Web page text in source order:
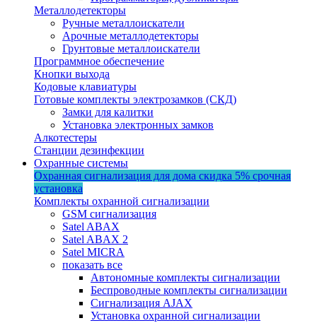
Металлодетекторы
Ручные металлоискатели
Арочные металлодетекторы
Грунтовые металлоискатели
Программное обеспечение
Кнопки выхода
Кодовые клавиатуры
Готовые комплекты электрозамков (СКД)
Замки для калитки
Установка электронных замков
Алкотестеры
Станции дезинфекции
Охранные системы
Охранная сигнализация для дома скидка 5% срочная
установка
Комплекты охранной сигнализации
GSM сигнализация
Satel ABAX
Satel ABAX 2
Satel MICRA
показать все
Автономные комплекты сигнализации
Беспроводные комплекты сигнализации
Сигнализация AJAX
Установка охранной сигнализации